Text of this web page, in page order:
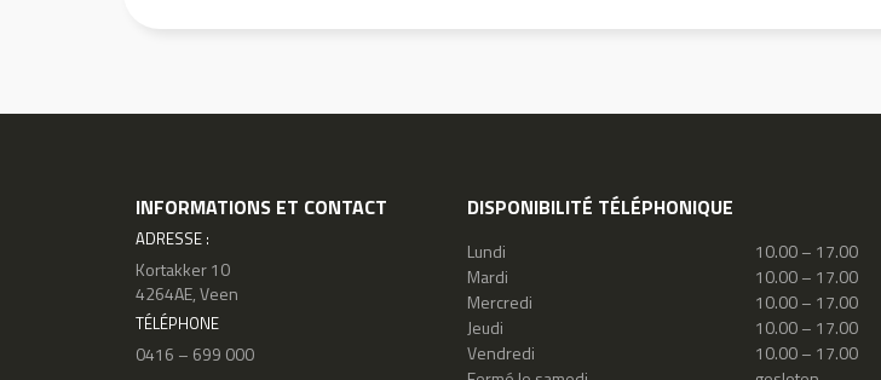
INFORMATIONS ET CONTACT
ADRESSE :
Kortakker 10
4264AE, Veen
TÉLÉPHONE
0416 – 699 000
DISPONIBILITÉ TÉLÉPHONIQUE
Lundi
10.00 – 17.00
Mardi
10.00 – 17.00
Mercredi
10.00 – 17.00
Jeudi
10.00 – 17.00
Vendredi
10.00 – 17.00